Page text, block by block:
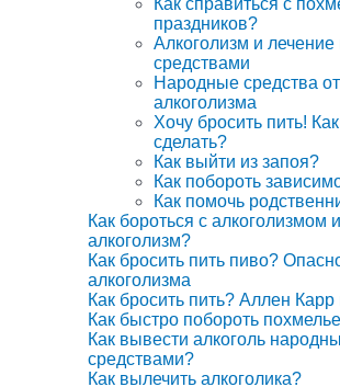
Как справиться с
праздников?
Алкоголизм и
средствами
Народные средства
алкоголизма
Хочу бросить пить!
сделать?
Как выйти из запоя?
Как побороть
Как помочь
Как бороться с алкоголизмом
алкоголизм?
Как бросить пить пиво?
алкоголизма
Как бросить пить? Аллен Карр
Как быстро побороть
Как вывести алкоголь
средствами?
Как вылечить алкоголика?